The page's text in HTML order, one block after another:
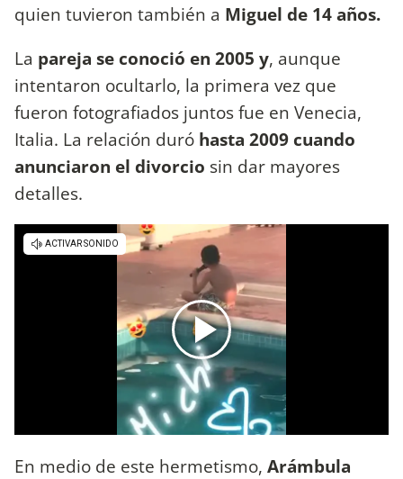
quien tuvieron también a Miguel de 14 años.
La pareja se conoció en 2005 y, aunque
intentaron ocultarlo, la primera vez que
fueron fotografiados juntos fue en Venecia,
Italia. La relación duró hasta 2009 cuando
anunciaron el divorcio sin dar mayores
detalles.
En medio de este hermetismo, Arámbula